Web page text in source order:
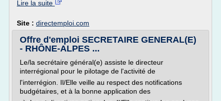
Lire la suite
Site : directemploi.com
Offre d'emploi SECRETAIRE GENERAL(E)
- RHÔNE-ALPES ...
Le/la secrétaire général(e) assiste le directeur
interrégional pour le pilotage de l'activité de
l'interrégion. Il/Elle veille au respect des notifications
budgétaires, et à la bonne application des